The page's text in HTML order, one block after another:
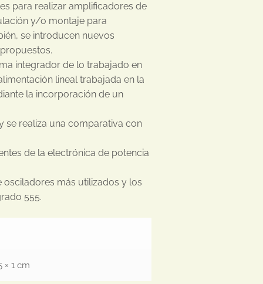
para realizar amplificadores de
y/o montaje para
se introducen nuevos
integrador de lo trabajado en
lineal trabajada en la
la incorporación de un
se realiza una comparativa con
de la electrónica de potencia
osciladores más utilizados y los
555.
× 1 cm